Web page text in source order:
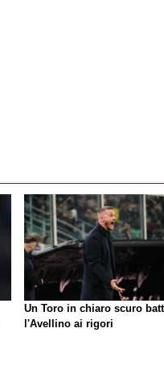
Un Toro in chiaro scuro
l'Avellino ai rigori